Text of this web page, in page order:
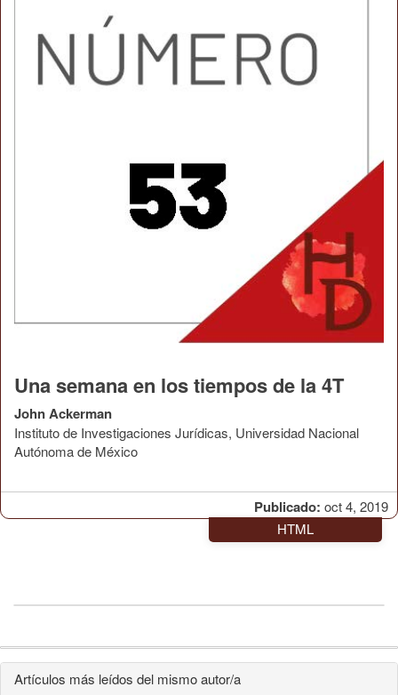
Publicado: oct 4, 2019
Una semana en los tiempos de la 4T
John Ackerman
Instituto de Investigaciones Jurídicas, Universidad Nacional
Autónoma de México
HTML
Detalles
Artículos más leídos del mismo autor/a